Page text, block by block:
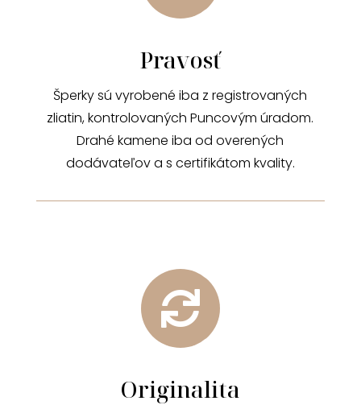
Pravosť
Šperky sú vyrobené iba z registrovaných
zliatin, kontrolovaných Puncovým úradom.
Drahé kamene iba od overených
dodávateľov a s certifikátom kvality.

Originalita